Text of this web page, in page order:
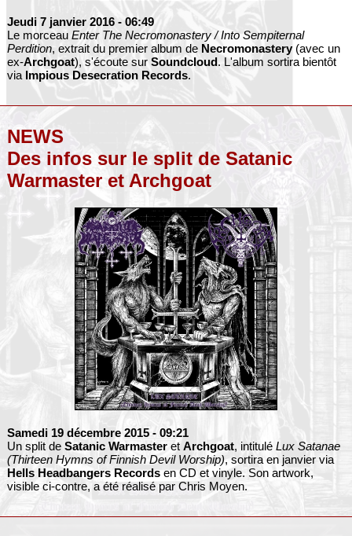
Jeudi 7 janvier 2016 - 06:49
Le morceau Enter The Necromonastery / Into Sempiternal
Perdition, extrait du premier album de Necromonastery(avec un
ex-Archgoat), s'écoute sur Soundcloud. L'album sortira bientôt
via Impious Desecration Records.
NEWS
Des infos sur le split de Satanic
Warmaster et Archgoat
Samedi 19 décembre 2015 - 09:21
Un split de Satanic Warmasteret Archgoat, intitulé Lux Satanae
(Thirteen Hymns of Finnish Devil Worship), sortira en janvier via
Hells Headbangers Recordsen CD et vinyle. Son artwork,
visible ci-contre, a été réalisé par Chris Moyen.